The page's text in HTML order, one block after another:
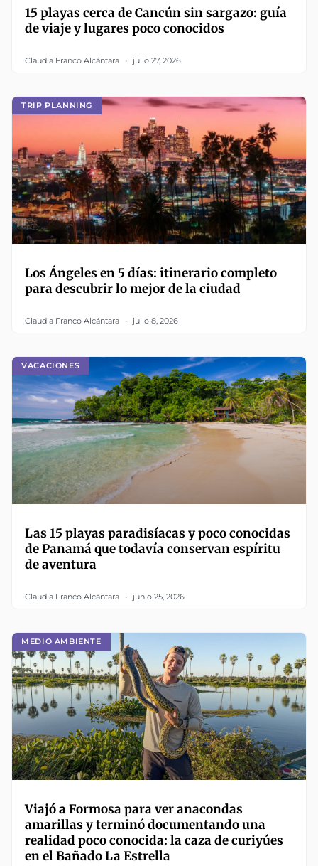
15 playas cerca de Cancún sin sargazo: guía
de viaje y lugares poco conocidos
Claudia Franco Alcántara julio 27, 2026
TRIP PLANNING
Los Ángeles en 5 días: itinerario completo
para descubrir lo mejor de la ciudad
Claudia Franco Alcántara julio 8, 2026
VACACIONES
Las 15 playas paradisíacas y poco conocidas
de Panamá que todavía conservan espíritu
de aventura
Claudia Franco Alcántara junio 25, 2026
MEDIO AMBIENTE
Viajó a Formosa para ver anacondas
amarillas y terminó documentando una
realidad poco conocida: la caza de curiyúes
en el Bañado La Estrella